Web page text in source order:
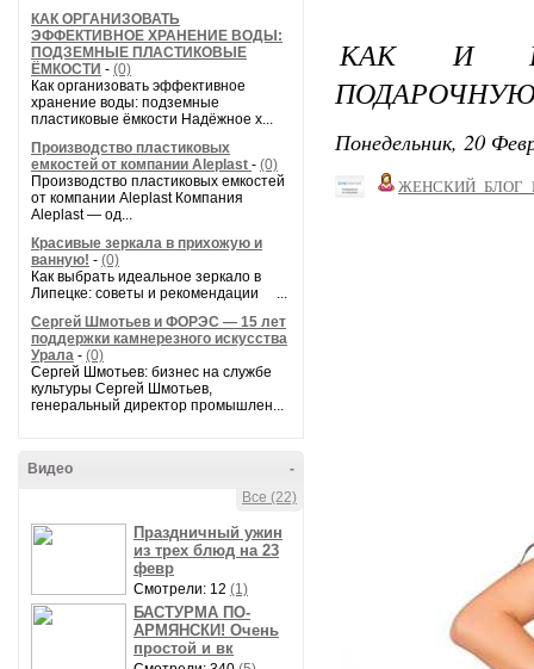
КАК ОРГАНИЗОВАТЬ
ЭФФЕКТИВНОЕ ХРАНЕНИЕ ВОДЫ:
ПОДЗЕМНЫЕ ПЛАСТИКОВЫЕ
ЁМКОСТИ - (0)
Как организовать эффективное
хранение воды: подземные
пластиковые ёмкости Надёжное х...
Производство пластиковых
емкостей от компании Aleplast - (0)
Производство пластиковых емкостей
от компании Aleplast Компания
Aleplast — од...
Красивые зеркала в прихожую и
ванную! - (0)
Как выбрать идеальное зеркало в
Липецке: советы и рекомендации ...
Сергей Шмотьев и ФОРЭС — 15 лет
поддержки камнерезного искусства
Урала - (0)
Сергей Шмотьев: бизнес на службе
культуры Сергей Шмотьев,
генеральный директор промышлен...
-
Видео
Все (22)
Праздничный ужин
из трех блюд на 23
февр
Смотрели: 12 (1)
БАСТУРМА ПО-
АРМЯНСКИ! Очень
простой и вк
КАК И
Понедельник, 20